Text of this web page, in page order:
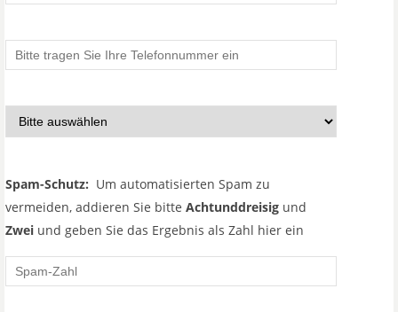
Spam-Schutz: Um automatisierten Spam zu
vermeiden, addieren Sie bitte Achtunddreisig und
Zwei und geben Sie das Ergebnis als Zahl hier ein